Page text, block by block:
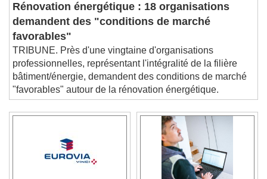
Rénovation énergétique : 18 organisations
demandent des "conditions de marché
favorables"
TRIBUNE. Près d'une vingtaine d'organisations
professionnelles, représentant l'intégralité de la filière
bâtiment/énergie, demandent des conditions de marché
"favorables" autour de la rénovation énergétique.